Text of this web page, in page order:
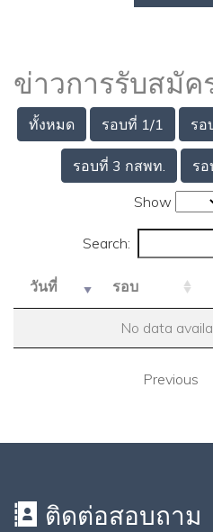
ข่าวการรับสมัค
ทั้งหมด รอบที่ 1/1 รอ
รอบที่ 3 กสพท.
ร
Show
Search:
วันที่ รอบ
No data
Previous
ติดต่อสอบถาม